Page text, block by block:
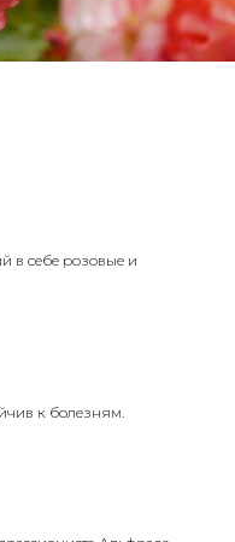
в себе розовые и
к болезням.